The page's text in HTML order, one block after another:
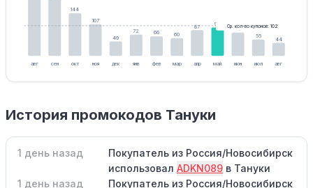
авг сен
144
окт
107
ноя
49
дек
72
янв
66
фев
60
мар
87
апр
96
май
79
июн
55
июл
44
авг
Ср. кол-во купонов: 102
История промокодов Тануки
1 день назад
Покупатель из Россия/Новосибирск
использовал ADKN089 в Тануки
1 день назад
Покупатель из Россия/Новосибирск